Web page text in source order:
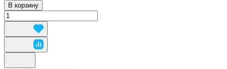
В корзину